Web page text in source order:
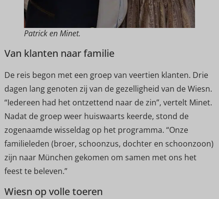
Patrick en Minet.
Van klanten naar familie
De reis begon met een groep van veertien klanten. Drie
dagen lang genoten zij van de gezelligheid van de Wiesn.
“Iedereen had het ontzettend naar de zin”, vertelt Minet.
Nadat de groep weer huiswaarts keerde, stond de
zogenaamde wisseldag op het programma. “Onze
familieleden (broer, schoonzus, dochter en schoonzoon)
zijn naar München gekomen om samen met ons het
feest te beleven.”
Wiesn op volle toeren